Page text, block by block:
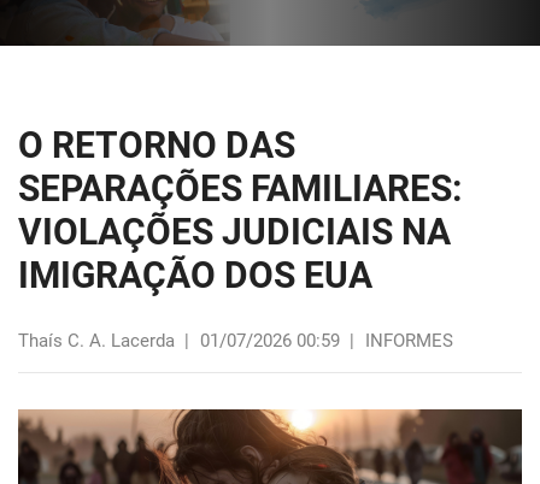
O RETORNO DAS
SEPARAÇÕES FAMILIARES:
VIOLAÇÕES JUDICIAIS NA
IMIGRAÇÃO DOS EUA
Thaís C. A. Lacerda | 01/07/2026 00:59 | INFORMES